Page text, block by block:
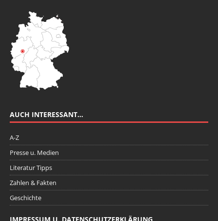
AUCH INTERESSANT…
A-Z
Presse u. Medien
Literatur Tipps
Zahlen & Fakten
Geschichte